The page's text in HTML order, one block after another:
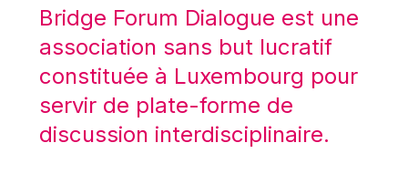
Mario Centeno
Mario Monti
Maroš ŠEFČOVIČ
Martin Bailey
Martine Reicherts
Bridge Forum Dialogue est une
association sans but lucratif
constituée à Luxembourg pour
servir de plate-forme de
discussion interdisciplinaire.